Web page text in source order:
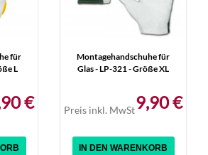
für
L
€
Montagehandschuhe für
Glas - LP-321 - Größe XL
Preis inkl. MwSt9,90 €
IN DEN WARENKORB